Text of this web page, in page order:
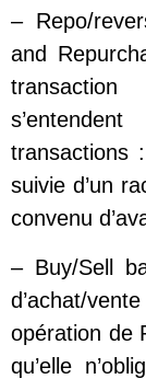
– Repo/
and
transactions
suivie d’un
convenu
– Buy/Sell
d’achat/
opération de
qu’elle